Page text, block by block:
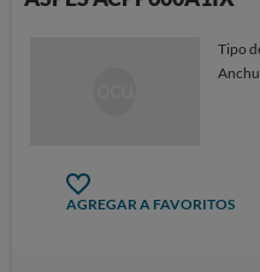
Tipo
AGREGAR A FAVORITOS